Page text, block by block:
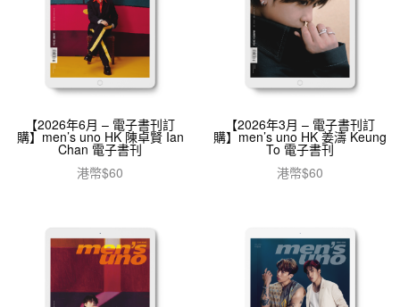
【2026年6月 – 電子書刊訂
購】men’s uno HK 陳卓賢 Ian
Chan 電子書刊
港幣$60
【2026年3月 – 電子書刊訂
購】men’s uno HK 姜濤 Keung
To 電子書刊
港幣$60